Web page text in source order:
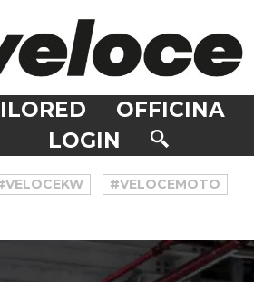
OFFICINA
LOGIN
#VELOCEMOTO